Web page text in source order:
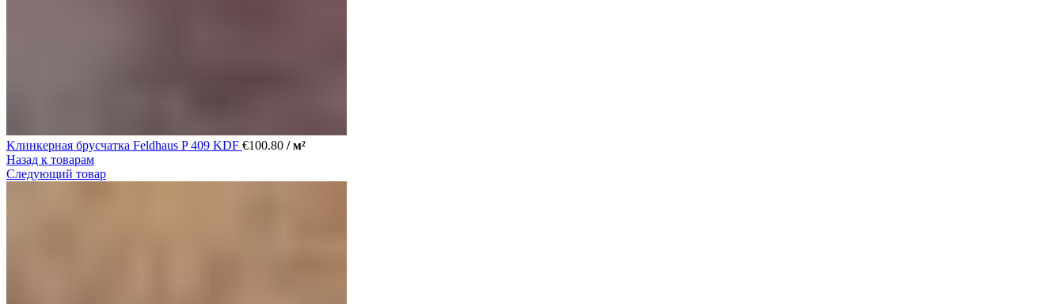
Kлинкерная брусчатка Feldhaus P 409 KDF €100.80 / м²
Назад к товарам
Следующий товар